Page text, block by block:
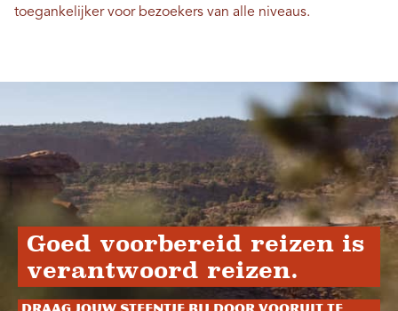
toegankelijker voor bezoekers van alle niveaus.
Goed voorbereid reizen is
verantwoord reizen.